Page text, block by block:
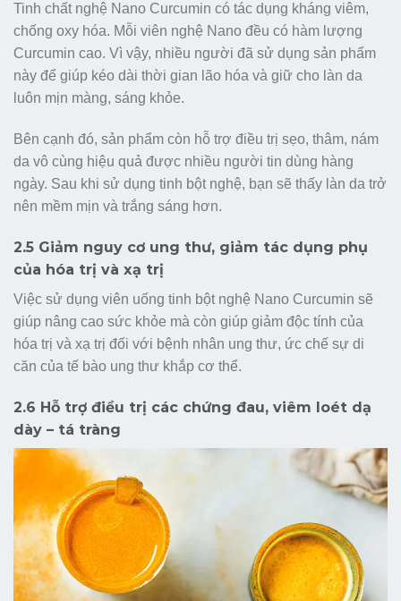
Tinh chất nghệ Nano Curcumin có tác dụng kháng viêm,
chống oxy hóa. Mỗi viên nghệ Nano đều có hàm lượng
Curcumin cao. Vì vậy, nhiều người đã sử dụng sản phẩm
này để giúp kéo dài thời gian lão hóa và giữ cho làn da
luôn mịn màng, sáng khỏe.
Bên cạnh đó, sản phẩm còn hỗ trợ điều trị sẹo, thâm, nám
da vô cùng hiệu quả được nhiều người tin dùng hàng
ngày. Sau khi sử dụng tinh bột nghệ, bạn sẽ thấy làn da trở
nên mềm mịn và trắng sáng hơn.
2.5 Giảm nguy cơ ung thư, giảm tác dụng phụ
của hóa trị và xạ trị
Việc sử dụng viên uống tinh bột nghệ Nano Curcumin sẽ
giúp nâng cao sức khỏe mà còn giúp giảm độc tính của
hóa trị và xạ trị đối với bệnh nhân ung thư, ức chế sự di
căn của tế bào ung thư khắp cơ thể.
2.6 Hỗ trợ điều trị các chứng đau, viêm loét dạ
dày – tá tràng